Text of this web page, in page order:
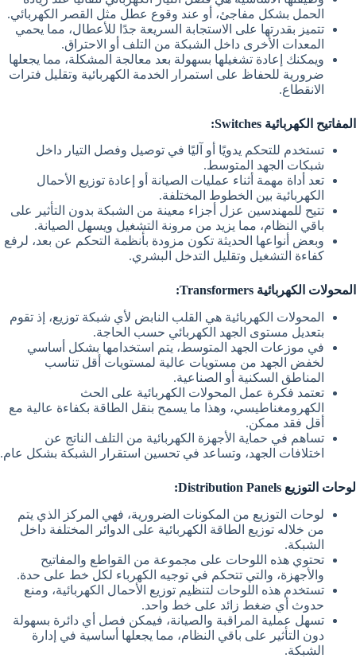
الحمل بشكل مفاجئ، أو عند وقوع عطل مثل القصر الكهربائي.
تتميز بقدرتها على الاستجابة السريعة جدًا للأعطال، مما يحمي
المعدات الأخرى داخل الشبكة من التلف أو الاحتراق.
ويمكنك إعادة تشغيلها بسهولة بعد معالجة المشكلة، مما يجعلها
ضرورية للحفاظ على استمرار الخدمة الكهربائية وتقليل فترات
الانقطاع.
المفاتيح الكهربائية Switches:
تستخدم للتحكم يدويًا أو آليًا في توصيل وفصل التيار داخل
شبكات الجهد المتوسط.
تعد أداة مهمة أثناء عمليات الصيانة أو إعادة توزيع الأحمال
الكهربائية بين الخطوط المختلفة.
تتيح للمهندسين عزل أجزاء معينة من الشبكة بدون التأثير على
باقي النظام، مما يزيد من مرونة التشغيل ويسهل الصيانة.
وبعض أنواعها الحديثة تكون مزودة بأنظمة التحكم عن بعد، لرفع
كفاءة التشغيل وتقليل التدخل البشري.
المحولات الكهربائية Transformers:
المحولات الكهربائية هي القلب النابض لأي شبكة توزيع، إذ تقوم
بتعديل مستوى الجهد الكهربائي حسب الحاجة.
في موزعات الجهد المتوسط، يتم استخدامها بشكل أساسي
لخفض الجهد من مستويات عالية لمستويات أقل تناسب
المناطق السكنية أو الصناعية.
تعتمد فكرة عمل المحولات الكهربائية على الحث
الكهرومغناطيسي، وهذا ما يسمح بنقل الطاقة بكفاءة عالية مع
أقل فقد ممكن.
تساهم في حماية الأجهزة الكهربائية من التلف الناتج عن
اختلافات الجهد، وتساعد في تحسين استقرار الشبكة بشكل عام.
لوحات التوزيع Distribution Panels:
لوحات التوزيع من المكونات الضرورية، فهي المركز الذي يتم
من خلاله توزيع الطاقة الكهربائية على الدوائر المختلفة داخل
الشبكة.
تحتوي هذه اللوحات على مجموعة من القواطع والمفاتيح
والأجهزة، والتي تتحكم في توجيه الكهرباء لكل خط على حدة.
تستخدم هذه اللوحات لتنظيم توزيع الأحمال الكهربائية، ومنع
حدوث أي ضغط زائد على خط واحد.
تسهل عملية المراقبة والصيانة، فيمكن فصل أي دائرة بسهولة
دون التأثير على باقي النظام، مما يجعلها أساسية في إدارة
الشبكة.